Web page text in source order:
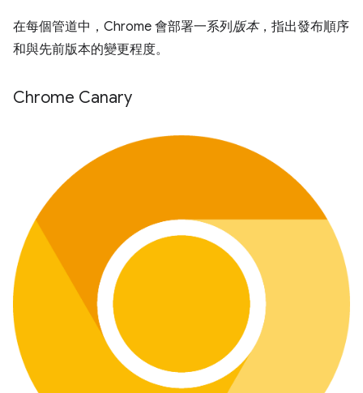
在每個管道中，Chrome 會部署一系列版本，指出發布順序
和與先前版本的變更程度。
Chrome Canary